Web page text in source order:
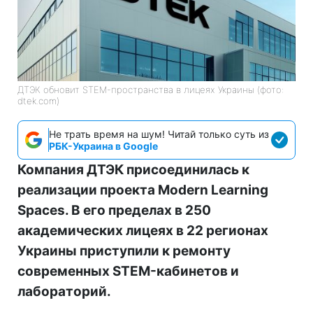
ДТЭК обновит STEM-пространства в лицеях Украины (фото:
dtek.com)
Не трать время на шум! Читай только суть из
РБК-Украина в Google
Компания ДТЭК присоединилась к
реализации проекта Modern Learning
Spaces. В его пределах в 250
академических лицеях в 22 регионах
Украины приступили к ремонту
современных STEM-кабинетов и
лабораторий.